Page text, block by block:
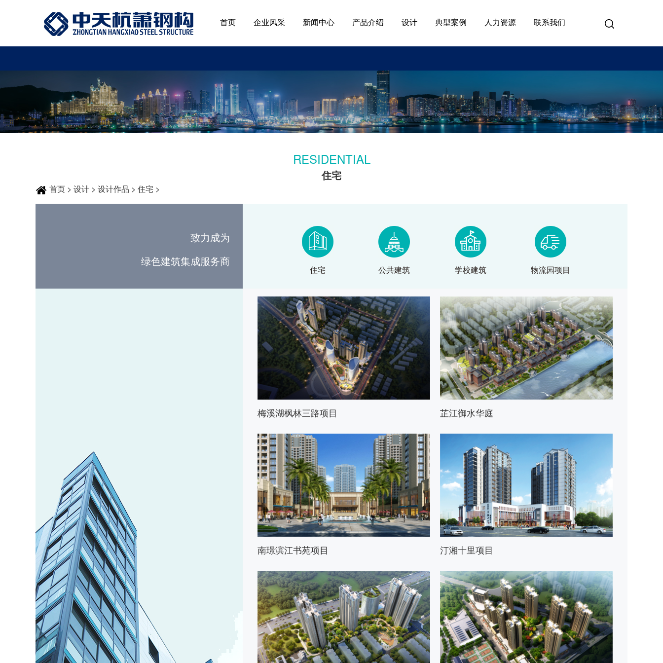
首页 企业风采 新闻中心 产品介绍 设计 典型案例 人力资源 联系我们
RESIDENTIAL
住宅
首页 > 设计 > 设计作品 > 住宅 >
致力成为
绿色建筑集成服务商
住宅 公共建筑 学校建筑 物流园项目
梅溪湖枫林三路项目 芷江御水华庭
南璟滨江书苑项目 汀湘十里项目